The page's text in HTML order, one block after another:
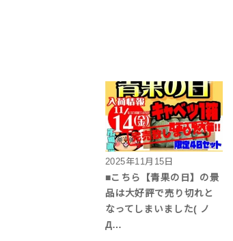
2025年11月15日
■こちら【青果の日】の景
品は大好評で売り切れと
なってしまいました( ノ
Д…